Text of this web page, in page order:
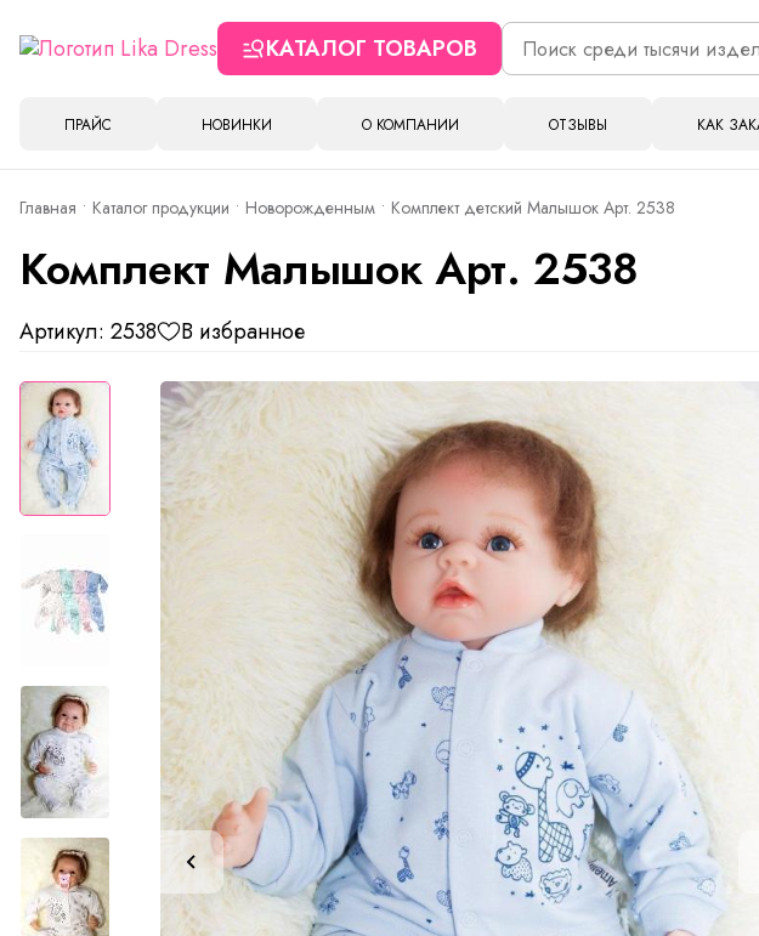
КАТАЛОГ ТОВАРОВ
ПРАЙС НОВИНКИ О КОМПАНИИ ОТЗЫВЫ КАК
Главная Каталог продукции Новорожденным Комплект детский Малышок Арт. 2538
Комплект Малышок Арт. 2538
Артикул: 2538 В избранное